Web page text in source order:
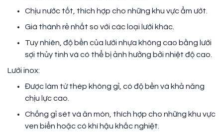
Chịu nước tốt, thích hợp cho những khu vực ẩm ướt.
Giá thành rẻ nhất so với các loại lưới khác.
Tuy nhiên, độ bền của lưới nhựa không cao bằng lưới
sợi thủy tinh và có thể bị ảnh hưởng bởi nhiệt độ cao.
Lưới inox:
Được làm từ thép không gỉ, có độ bền và khả năng
chịu lực cao.
Chống gỉ sét và ăn mòn, thích hợp cho những khu vực
ven biển hoặc có khí hậu khắc nghiệt.